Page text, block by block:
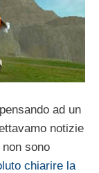
ad un
notizie
sono
chiarire la